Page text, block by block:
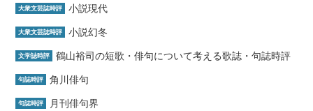
大衆文芸誌時評 小説現代
大衆文芸誌時評 小説幻冬
文学誌時評 鶴山裕司の短歌・俳句について考える歌誌・句誌時評
句誌時評 角川俳句
句誌時評 月刊俳句界